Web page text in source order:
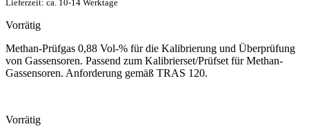
Lieferzeit: ca. 10-14 Werktage
Vorrätig
Methan-Prüfgas 0,88 Vol-% für die Kalibrierung und Überprüfung
von Gassensoren. Passend zum Kalibrierset/Prüfset für Methan-
Gassensoren. Anforderung gemäß TRAS 120.
Vorrätig